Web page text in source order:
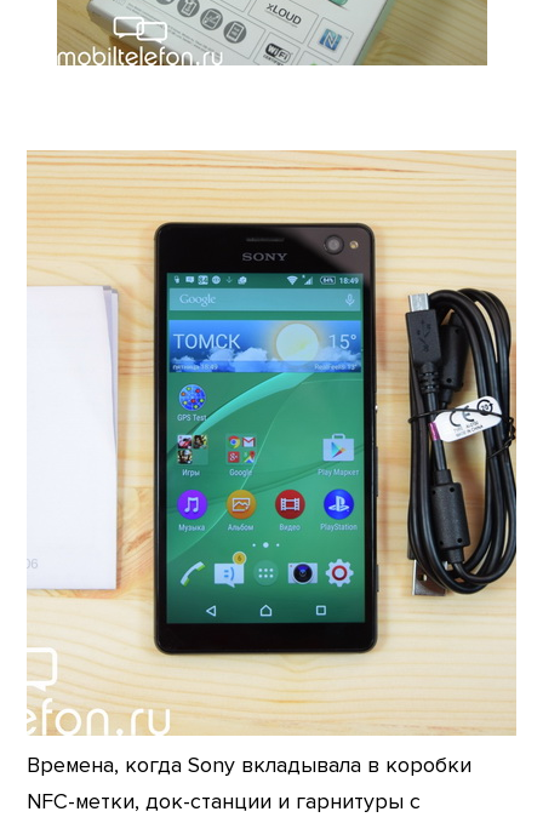
Времена, когда Sony вкладывала в коробки
NFC-метки, док-станции и гарнитуры с